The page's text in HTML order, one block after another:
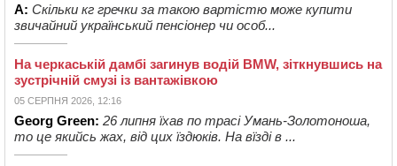
А: Скільки кг гречки за такою вартістю може купити
звичайний український пенсіонер чи особ...
На черкаській дамбі загинув водій BMW, зіткнувшись на
зустрічній смузі із вантажівкою
05 СЕРПНЯ 2026, 12:16
Georg Green: 26 липня їхав по трасі Умань-Золотоноша,
то це якийсь жах, від цих їздюків. На вїзді в ...